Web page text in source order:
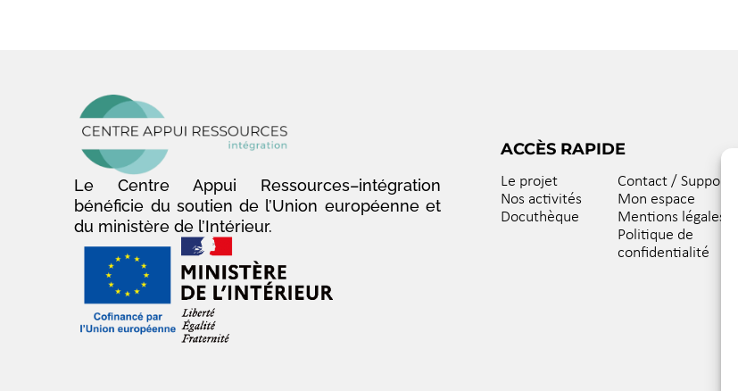
Le Centre Appui Ressources–intégration
bénéficie du soutien de l’Union européenne et
du ministère de l’Intérieur.
ACCÈS RAPIDE
Le projet
Nos activités
Docuthèque
Contact / Support
Mon espace
Mentions légales
Politique de
confidentialité